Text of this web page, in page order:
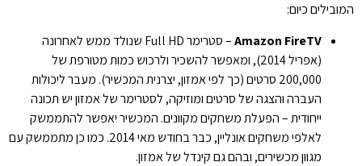
המובילים כיום:
Amazon FireTV
– סטרימר Full HD שנולד ממש לאחרונה
(אפריל 2014), ומאפשר להשכיר ולרכוש כמות מטורפת של
200,000 סרטים (כך לפי אמזון, יצרנית המכשיר). מעבר ליכולות
העברה והצגה של סרטים ומוזיקה, לסטרימר של אמזון יש תכונה
ייחודית – הפעלת משחקים מקוונים. המכשיר יאפשר להתממשק
לאלפי משחקים אונליין, כבר בחודש מאי 2014. כמו כן מתממשק עם
מגוון מכשירים, ובהם גם קינדל של אמזון.